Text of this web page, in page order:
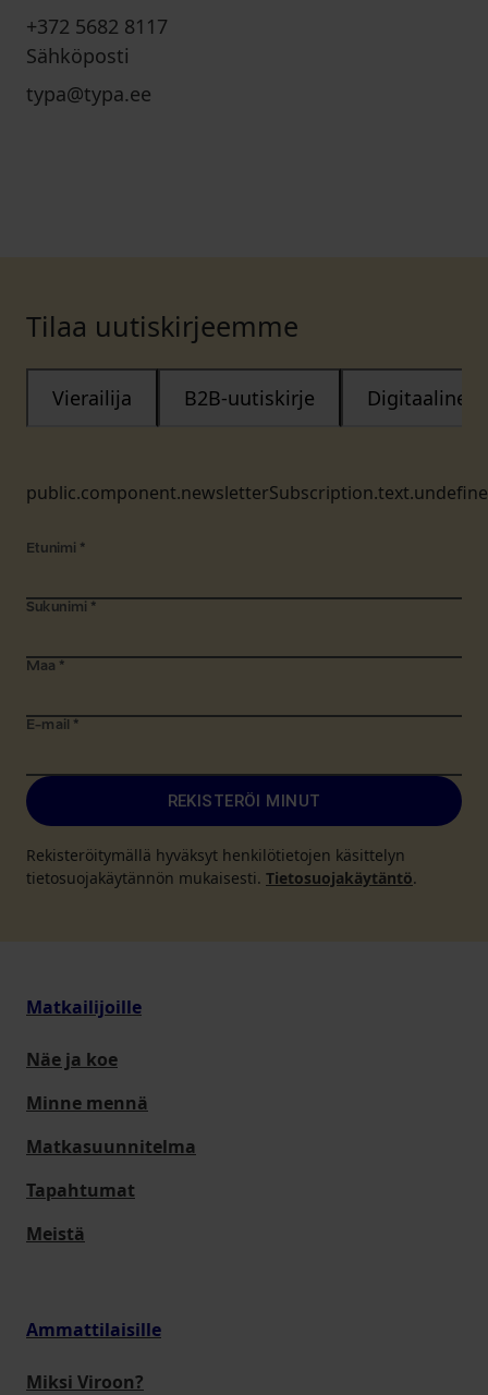
+372 5682 8117
Sähköposti
typa@typa.ee
Tilaa uutiskirjeemme
Vierailija B2B-uutiskirje Digitaalinen
Etunimi *
Sukunimi *
Maa *
E-mail *
REKISTERÖI MINUT
Rekisteröitymällä hyväksyt henkilötietojen käsittelyn
tietosuojakäytännön mukaisesti. Tietosuojakäytäntö.
Matkailijoille
Näe ja koe
Minne mennä
Matkasuunnitelma
Tapahtumat
Meistä
Ammattilaisille
Miksi Viroon?